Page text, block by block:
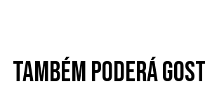
Também poderá